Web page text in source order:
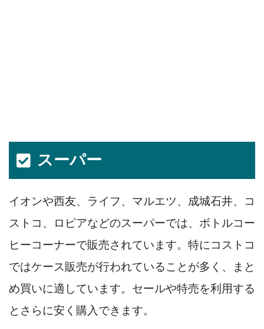
スーパー
イオンや西友、ライフ、マルエツ、成城石井、コ
ストコ、ロピアなどのスーパーでは、ボトルコー
ヒーコーナーで販売されています。特にコストコ
ではケース販売が行われていることが多く、まと
め買いに適しています。セールや特売を利用する
とさらに安く購入できます。